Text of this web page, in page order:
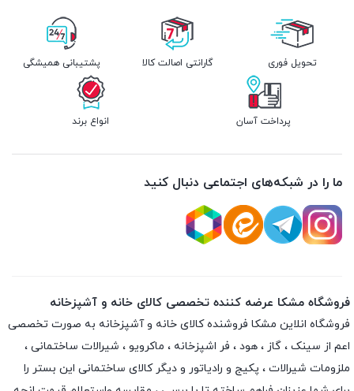
تحویل فوری گارانتی اصالت کالا پشتیبانی همیشگی
پرداخت آسان انواع برند
ما را در شبکه‌های اجتماعی دنبال کنید
فروشگاه مشکا عرضه کننده تخصصی کالای خانه و آشپزخانه
فروشگاه انلاین مشکا فروشنده کالای خانه و آشپزخانه به صورت تخصصی
اعم از سینک ، گاز ، هود ، فر اشپزخانه ، ماکرویو ، شیرالات ساختمانی ،
ملزومات شیرالات ، پکیج و رادیاتور و دیگر کالای ساختمانی این بستر را